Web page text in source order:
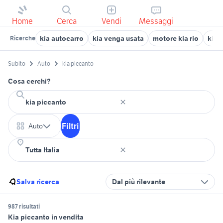
Home Cerca Vendi Messaggi
Ricerche kia autocarro kia venga usata motore kia rio kia
Subito Auto kia piccanto
Cosa cerchi?
Auto Filtri
Salva ricerca Dal più rilevante
987 risultati
Kia piccanto in vendita